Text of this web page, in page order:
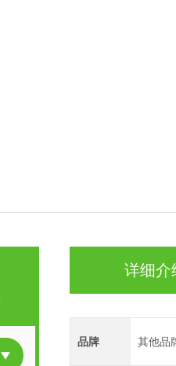
详细介
品牌 其他品